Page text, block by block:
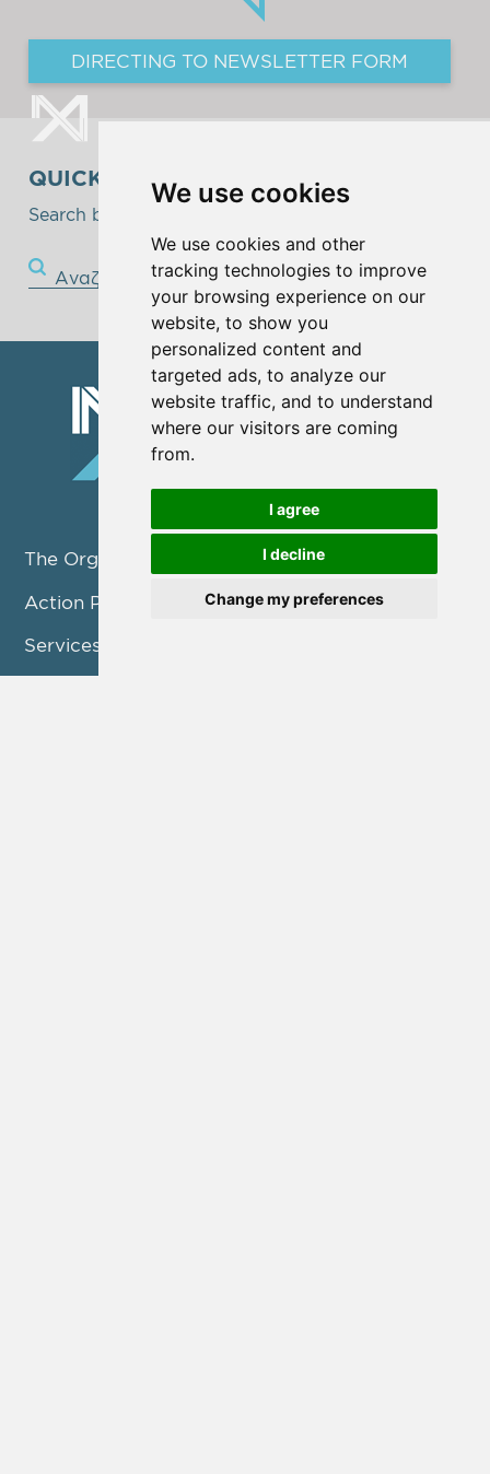
We use cookies
We use cookies and other
tracking technologies to improve
your browsing experience on our
website, to show you
personalized content and
targeted ads, to analyze our
website traffic, and to understand
where our visitors are coming
from.
I agree
I decline
Change my preferences
DIRECTING TO NEWSLETTER FORM
QUICK SEARCH
Search below!
Αναζήτηση
The Organization
Action Pillars
Services